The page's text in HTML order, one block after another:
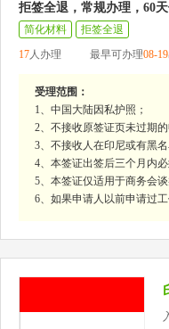
拒签全退，常规办理，60
简化材料
拒签全退
17人办理 最早可办理08-19
受理范围：
1、中国大陆因私护照；
2、不接收原签证页未过期的
3、不接收人在印尼或有黑
4、本签证出签后三个月内
5、本签证仅适用于商务会
6、如果申请人以前申请过